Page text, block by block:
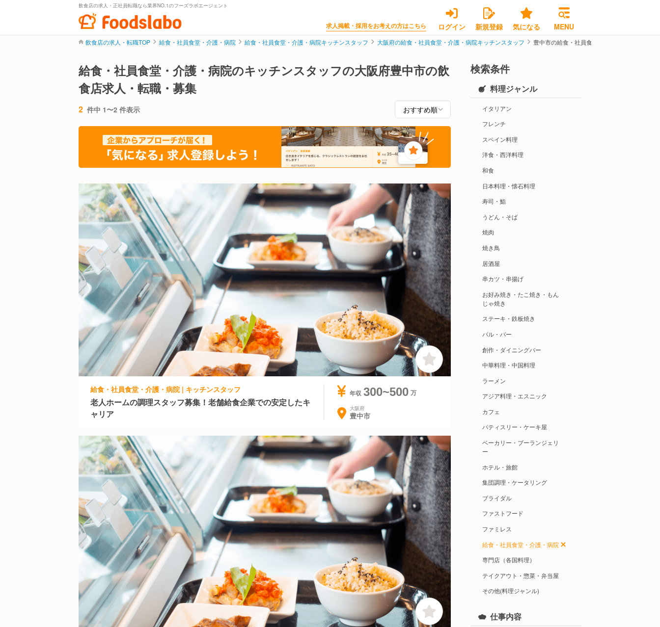
飲食店の求人・正社員転職なら業界NO.1のフーズラボエージェント
求人掲載・採用をお考えの方はこちら ログイン 新規登録 気になる MENU
飲食店の求人・転職TOP 給食・社員食堂・介護・病院 給食・社員食堂・介護・病院キッチンスタッフ 大阪府の給食・社員食堂・介護・病院キッチンスタッフ 豊中市の給食・社員食堂・介護・病院キッチ
給食・社員食堂・介護・病院のキッチンスタッフの大阪府豊中市の飲
食店求人・転職・募集
2 件中 1〜2 件表示
給食・社員食堂・介護・病院 | キッチンスタッフ
老人ホームの調理スタッフ募集！老舗給食企業での安定したキ
ャリア
年収 300~500
大阪府
豊中市
検索条件
料理ジャンル
イタリアン
フレンチ
スペイン料理
洋食・西洋料理
和食
日本料理・懐石料理
寿司・鮨
うどん・そば
焼肉
焼き鳥
居酒屋
串カツ・串揚げ
お好み焼き・たこ焼き・もん
じゃ焼き
ステーキ・鉄板焼き
バル・バー
創作・ダイニングバー
中華料理・中国料理
ラーメン
アジア料理・エスニック
カフェ
パティスリー・ケーキ屋
ベーカリー・ブーランジェリ
ー
ホテル・旅館
集団調理・ケータリング
ブライダル
ファストフード
ファミレス
給食・社員食堂・介護・病院
専門店（各国料理）
テイクアウト・惣菜・弁当屋
その他(料理ジャンル)
仕事内容